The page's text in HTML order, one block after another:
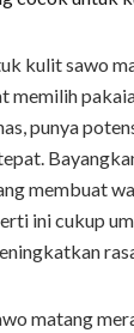
kulit sawo
memilih
punya
membuat
ini cukup
matang